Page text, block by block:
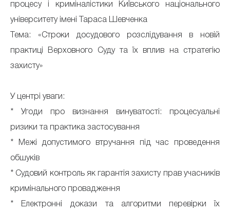
процесу і криміналістики Київського національного
університету імені Тараса Шевченка
Тема: «Строки досудового розслідування в новій
практиці Верховного Суду та їх вплив на стратегію
захисту»
У центрі уваги:
* Угоди про визнання винуватості: процесуальні
ризики та практика застосування
* Межі допустимого втручання під час проведення
обшуків
* Судовий контроль як гарантія захисту прав учасників
кримінального провадження
* Електронні докази та алгоритми перевірки їх